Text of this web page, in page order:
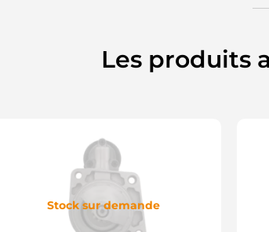
Les produits
Stock sur demande